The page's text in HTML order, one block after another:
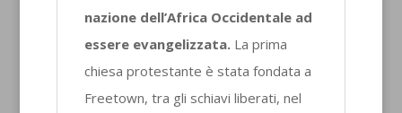
nazione dell’Africa Occidentale ad
essere evangelizzata.La prima
chiesa protestante è stata fondata a
Freetown, tra gli schiavi liberati, nel